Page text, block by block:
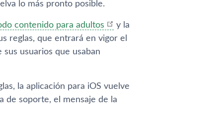
lo más pronto posible.
contenido para adultos
y la
reglas, que entrará en vigor el
usuarios que usaban
la aplicación para iOS vuelve
de soporte, el mensaje de la